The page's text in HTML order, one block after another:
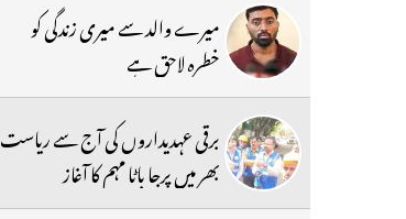
میرے والد سے میری زندگی کو
خطرہ لاحق ہے
برقی عہدیداروں کی آج سے ریاست
بھر میں پرجا باٹا مہم کا آغاز